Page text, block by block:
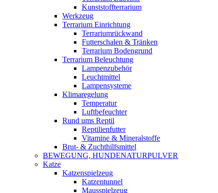
Kunststoffterrarium
Werkzeug
Terrarium Einrichtung
Terrariumrückwand
Futterschalen & Tränken
Terrarium Bodengrund
Terrarium Beleuchtung
Lampenzubehör
Leuchtmittel
Lampensysteme
Klimaregelung
Temperatur
Luftbefeuchter
Rund ums Reptil
Reptilienfutter
Vitamine & Mineralstoffe
Brut- & Zuchthilfsmittel
BEWEGUNG, HUNDENATURPULVER
Katze
Katzenspielzeug
Katzentunnel
Mausspielzeug